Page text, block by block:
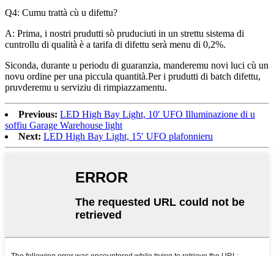
Q4: Cumu trattà cù u difettu?
A: Prima, i nostri prudutti sò pruduciuti in un strettu sistema di
cuntrollu di qualità è a tarifa di difettu serà menu di 0,2%.
Siconda, durante u periodu di guaranzia, manderemu novi luci cù un
novu ordine per una piccula quantità.Per i prudutti di batch difettu,
pruvderemu u serviziu di rimpiazzamentu.
Previous: LED High Bay Light, 10′ UFO Illuminazione di u
soffiu Garage Warehouse light
Next: LED High Bay Light, 15′ UFO plafonnieru